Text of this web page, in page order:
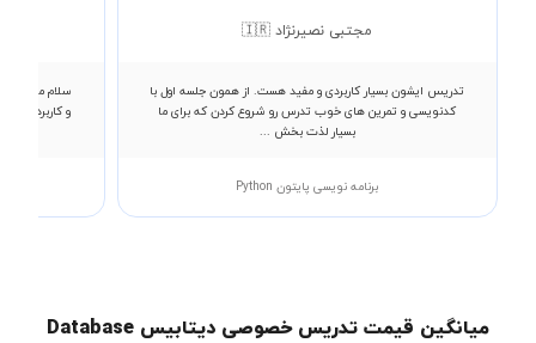
مجتبی نصیرنژاد 🇮🇷
تدریس ایشون بسیار کاربردی و مفید هست. از همون جلسه اول با
کدنویسی و تمرین های خوب تدرس رو شروع کردن که برای ما
بسیار لذت بخش ...
برنامه نویسی پایتون Python
سلام من
و کاربردی
میانگین قیمت تدریس خصوصی دیتابیس Database